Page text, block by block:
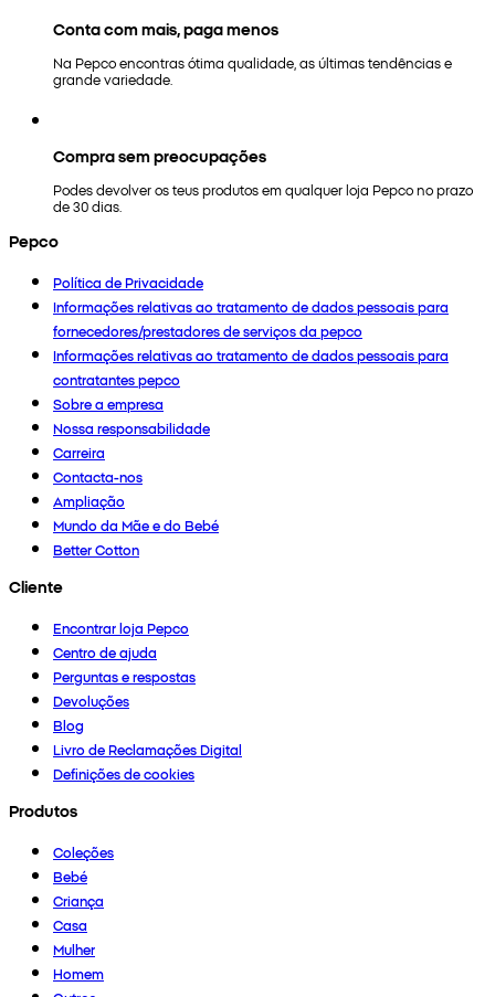
Conta com mais, paga menos
Na Pepco encontras ótima qualidade, as últimas tendências e
grande variedade.
Compra sem preocupações
Podes devolver os teus produtos em qualquer loja Pepco no prazo
de 30 dias.
Pepco
Política de Privacidade
Informações relativas ao tratamento de dados pessoais para
fornecedores/prestadores de serviços da pepco
Informações relativas ao tratamento de dados pessoais para
contratantes pepco
Sobre a empresa
Nossa responsabilidade
Carreira
Contacta-nos
Ampliação
Mundo da Mãe e do Bebé
Better Cotton
Cliente
Encontrar loja Pepco
Centro de ajuda
Perguntas e respostas
Devoluções
Blog
Livro de Reclamações Digital
Definições de cookies
Produtos
Coleções
Bebé
Criança
Casa
Mulher
Homem